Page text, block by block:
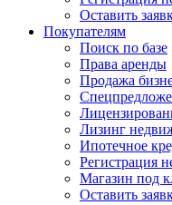
Оставить
Покупателям
Поиск по базе
Права аренды
Продажа
Лизинг
Ипотечное
Регистрация
Магазин под
Оставить